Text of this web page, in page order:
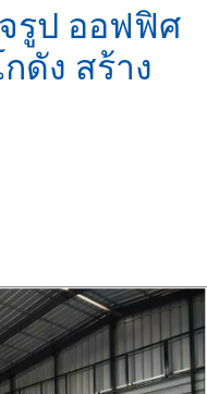
รูป ออฟฟิศ
ดัง สร้าง